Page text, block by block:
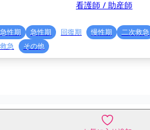
看護師 / 助産師
性期 急性期 回復期 慢性期
二次救急
急
その他